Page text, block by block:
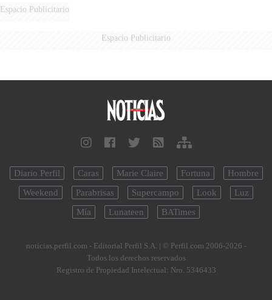
Espacio Publicitario
Espacio Publicitario
Diario Perfil Caras Marie Claire Fortuna
Hombre
Weekend
Parabrisas Supercampo Look
Luz
Mía
Lunateen BATimes
noticias.perfil.com - Editorial Perfil S.A. | © Perfil.com 2006-2026 -
Todos los derechos reservados
Registro de Propiedad Intelectual: Nro. 5346433